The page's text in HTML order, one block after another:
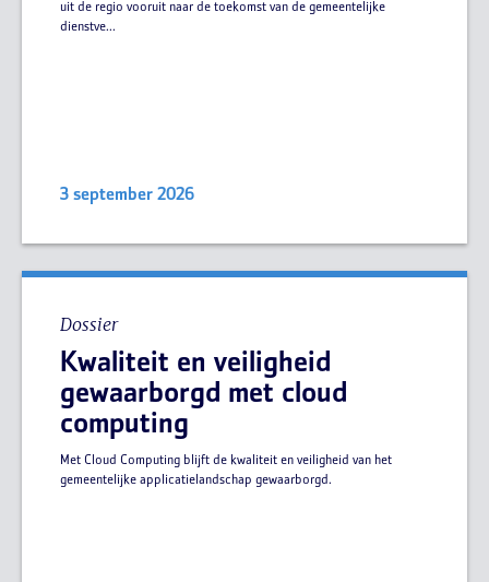
uit de regio vooruit naar de toekomst van de gemeentelijke
dienstve...
3 september 2026
Dossier
Kwaliteit en veiligheid
gewaarborgd met cloud
computing
Met Cloud Computing blijft de kwaliteit en veiligheid van het
gemeentelijke applicatielandschap gewaarborgd.